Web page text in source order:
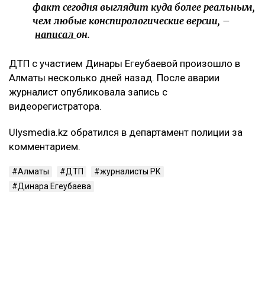
факт сегодня выглядит куда более реальным,
чем любые конспирологические версии, –
написал он.
ДТП с участием Динары Егеубаевой произошло в
Алматы несколько дней назад. После аварии
журналист опубликовала запись с
видеорегистратора.
Ulysmedia.kz обратился в департамент полиции за
комментарием.
Алматы ДТП
журналисты РК
Динара Егеубаева